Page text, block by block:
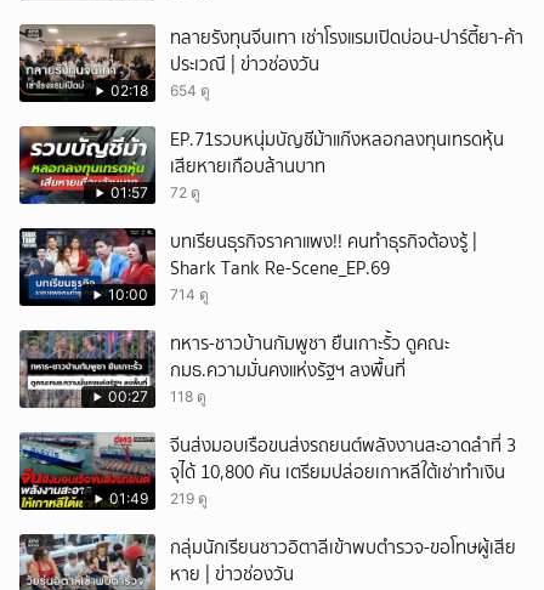
02:18
ทลายรังทุนจีนเทา เช่าโรงแรมเปิดบ่อน-ปาร์ตี้ยา-ค้า
ประเวณี | ข่าวช่องวัน
654 ดู
01:57
EP.71รวบหนุ่มบัญชีม้าแก๊งหลอกลงทุนเทรดหุ้น
เสียหายเกือบล้านบาท
72 ดู
10:00
บทเรียนธุรกิจราคาแพง!! คนทำธุรกิจต้องรู้ |
Shark Tank Re-Scene_EP.69
714 ดู
00:27
ทหาร-ชาวบ้านกัมพูชา ยืนเกาะรั้ว ดูคณะ
กมธ.ความมั่นคงแห่งรัฐฯ ลงพื้นที่
118 ดู
01:49
จีนส่งมอบเรือขนส่งรถยนต์พลังงานสะอาดลำที่ 3
จุได้ 10,800 คัน เตรียมปล่อยเกาหลีใต้เช่าทำเงิน
219 ดู
กลุ่มนักเรียนชาวอิตาลีเข้าพบตำรวจ-ขอโทษผู้เสีย
หาย | ข่าวช่องวัน